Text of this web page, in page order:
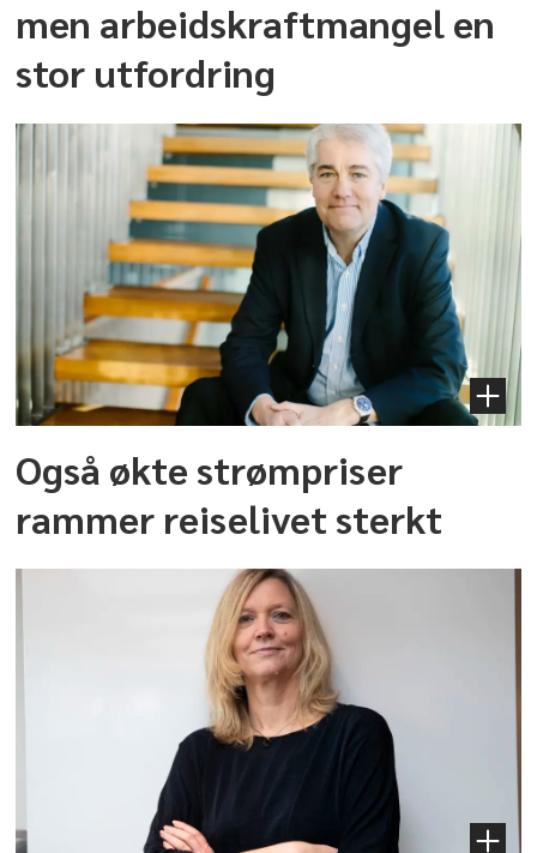
men arbeidskraftmangel en
stor utfordring
Også økte strømpriser
rammer reiselivet sterkt